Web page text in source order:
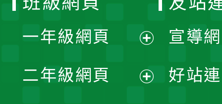
一年級網頁
開
二年級網頁
宣導
好站